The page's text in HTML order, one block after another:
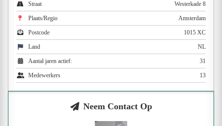
Straat Westerkade 8
Plaats/Regio Amsterdam
Postcode 1015 XC
Land NL
Aantal jaren actief: 31
Medewerkers 13
Neem Contact Op